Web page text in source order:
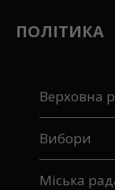
ПОЛІТИКА
Верховна
Вибори
Міська